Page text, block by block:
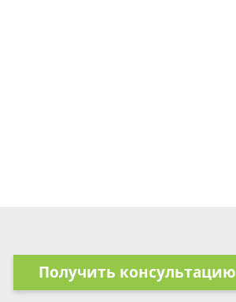
Получить консультацию